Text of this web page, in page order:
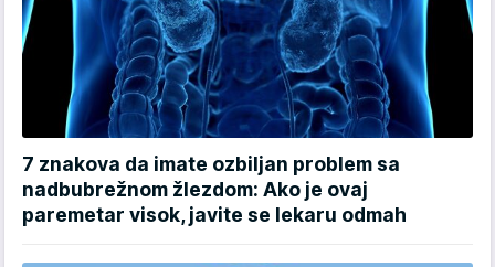
7 znakova da imate ozbiljan problem sa
nadbubrežnom žlezdom: Ako je ovaj
paremetar visok, javite se lekaru odmah